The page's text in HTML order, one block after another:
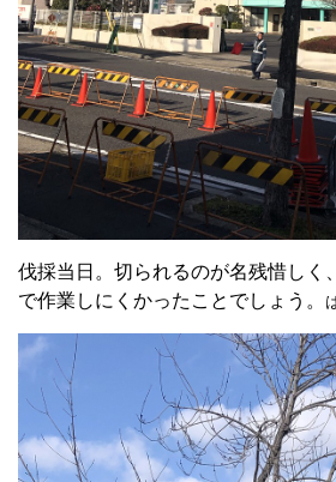
伐採当日。切られるのが名残惜しく
で作業しにくかったことでしょう。